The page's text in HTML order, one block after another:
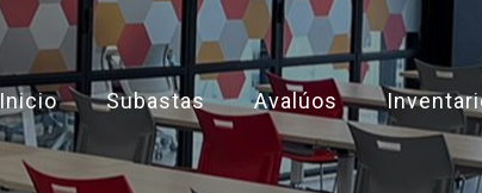
Inicio Subastas Avalúos